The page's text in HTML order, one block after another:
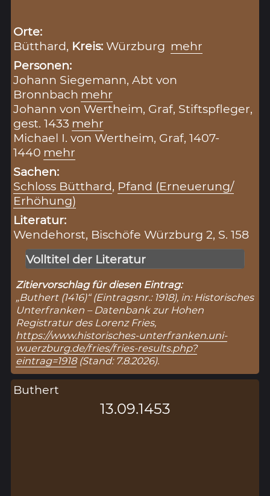
Orte:
Bütthard, Kreis:Würzburg mehr
Personen:
Johann Siegemann, Abt von
Bronnbach mehr
Johann von Wertheim, Graf, Stiftspfleger,
gest. 1433 mehr
Michael I. von Wertheim, Graf, 1407-
1440 mehr
Sachen:
Schloss Bütthard, Pfand (Erneuerung/
Erhöhung)
Literatur:
Wendehorst, Bischöfe Würzburg 2, S. 158
Volltitel der Literatur
Zitiervorschlag für diesen Eintrag:
„Buthert (1416)“ (Eintragsnr.: 1918), in: Historisches
Unterfranken – Datenbank zur Hohen
Registratur des Lorenz Fries,
https://www.historisches-unterfranken.uni-
wuerzburg.de/fries/fries-results.php?
eintrag=1918(Stand: 7.8.2026).
Buthert
13.09.1453